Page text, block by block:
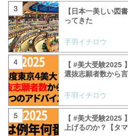
【日本一美しい図
ってきた
手羽イチロウ
【 #美大受験2025
選抜志願者数から
手羽イチロウ
【 #美大受験2025
上げるのか？【タ